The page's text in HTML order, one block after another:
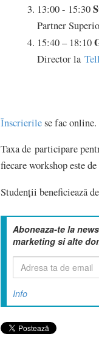
13:00 - 15:30
Partner
15:40 – 18:10
Director la
Înscrierilese fac online.
Taxa de participare
fiecare workshop este
Studenții beneficiează
Aboneaza-te la
marketing si alte
Info